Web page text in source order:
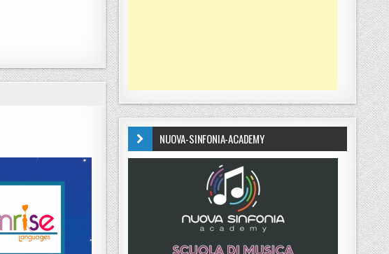
“IL PICCOLO VILLAGGIO DI NATALE” NUOVA-SINFONIA-ACADEMY